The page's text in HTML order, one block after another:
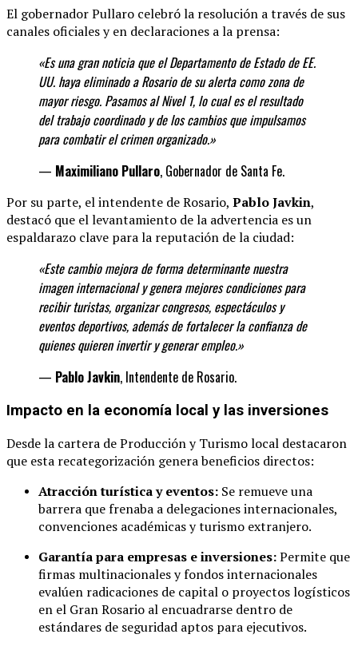
El gobernador Pullaro celebró la resolución a través de sus
canales oficiales y en declaraciones a la prensa:
«Es una gran noticia que el Departamento de Estado de EE.
UU. haya eliminado a Rosario de su alerta como zona de
mayor riesgo. Pasamos al Nivel 1, lo cual es el resultado
del trabajo coordinado y de los cambios que impulsamos
para combatir el crimen organizado.»
— Maximiliano Pullaro, Gobernador de Santa Fe.
Por su parte, el intendente de Rosario, Pablo Javkin,
destacó que el levantamiento de la advertencia es un
espaldarazo clave para la reputación de la ciudad:
«Este cambio mejora de forma determinantenuestra
imagen internacional y genera mejores condiciones para
recibir turistas, organizar congresos, espectáculos y
eventos deportivos, además de fortalecer la confianza de
quienes quieren invertir y generarempleo.»
— Pablo Javkin, Intendente de Rosario.
Impacto en la economía local y las inversiones
Desde la cartera de Producción y Turismo local destacaron
que esta recategorización genera beneficios directos:
Atracción turística y eventos: Se remueve una
barrera que frenaba a delegaciones internacionales,
convenciones académicas y turismo extranjero.
Garantía para empresas e inversiones:Permite que
firmas multinacionales y fondos internacionales
evalúen radicaciones de capital o proyectos logísticos
en el Gran Rosario al encuadrarse dentro de
estándares de seguridad aptos para ejecutivos.